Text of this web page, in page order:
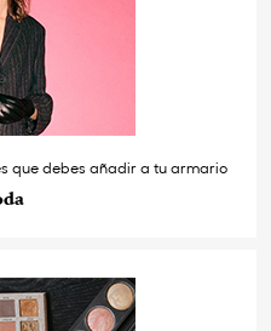
que debes añadir a tu armario